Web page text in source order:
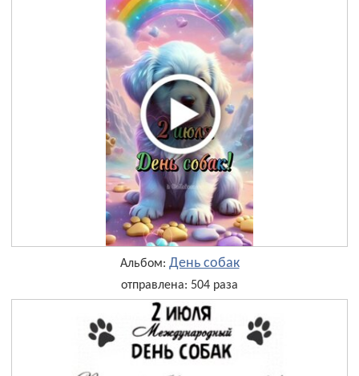
Альбом: День собак
отправлена: 504 раза